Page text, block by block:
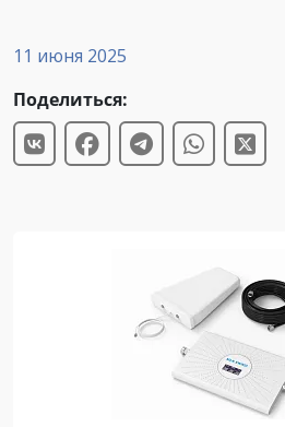
11 июня 2025
Поделиться: